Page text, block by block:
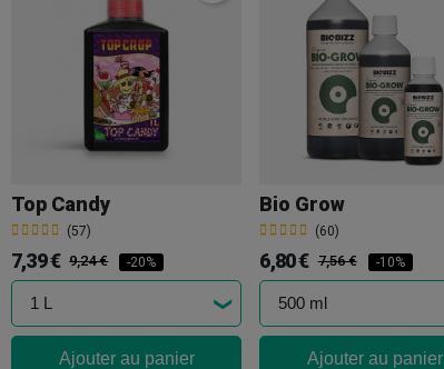
Top Candy
(57)
7,39 € 9,24 € -20%
Ajouter au panier
Bio Grow
(60)
6,80 € 7,56 € -10%
Ajouter au panier